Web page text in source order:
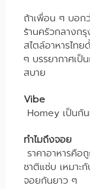
ถ้าเพื่อน ๆ บอ
ร้านครัวกลางก
สไตล์อาหารไท
ๆ บรรยากาศเป็
สบาย
Vibe
Homey เป็นกั
ทำไมถึงจอย
ราคาอาหารคื
ชาติแซ่บ เหมาะ
จอยกันยาว ๆ